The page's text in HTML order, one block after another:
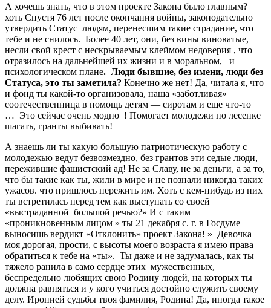
А хочешь знать, что в этом проекте Закона было главным?
хоть Спустя 76 лет после окончания войны, законодательно
утвердить Статус людям, перенесшим такие страдание, что
тебе и не снилось. Более 40 лет, они, без вины виноватые,
несли свой крест с нескрываемым клеймом недоверия , что
отразилось на дальнейшей их жизни и в моральном, и
психологическом плане. Люди бывшие, без имени, люди без
Статуса, это ты заметила? Конечно же нет! Да, читала я, что
и фонд ты какой-то организовала, наша «заботливая»
соотечественница в помощь детям — сиротам и еще что-то
… Это сейчас очень модно ! Помогает молодежи по лесенке
шагать, гранты выбивать!
А знаешь ли ты какую большую патриотическую работу с
молодежью ведут безвозмездно, без грантов эти седые люди,
пережившие фашистский ад! Не за Славу, не за деньги, а за то,
что бы такие как ты, жили в мире и не познали никогда таких
ужасов. что пришлось пережить им. Хоть с кем-нибудь из них
ты встретилась перед тем как выступать со своей
«выстраданной большой речью?» И с таким
«проникновенным лицом » ты 21 декабря с. г. в Госдуме
выносишь вердикт «Отклонить» проект Закона! » Девочка
моя дорогая, прости, с высоты моего возраста я имею права
обратиться к тебе на «ты». Ты даже и не задумалась, как ты
тяжело ранила в само сердце этих мужественных,
беспредельно любящих свою Родину людей, на которых ты
должна равняться и у кого учиться достойно служить своему
делу. Иронией судьбы твоя фамилия, Родина! Да, иногда такое